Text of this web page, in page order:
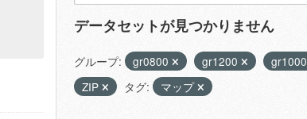
データセットが見つかりません
グループ: gr0800 gr1200 gr1000
ZIP
タグ: マップ